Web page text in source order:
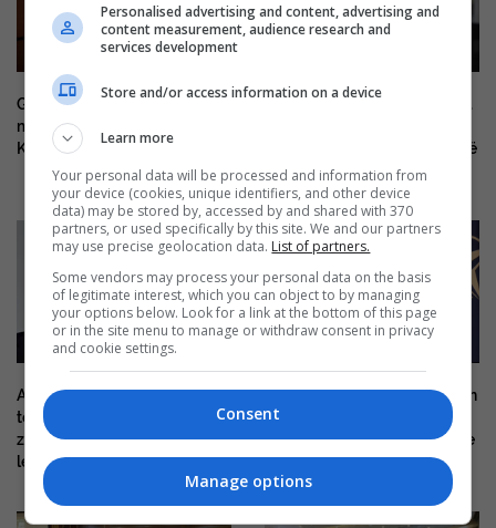
Gjini nuk e përjashton rrugën si
mjet për t’iu kundërvënë Albin
Kurtit
Gjini: Sipas informatave të mia
deri në shtator, nëse LDK është
pjesë e kësaj më vjen keq
Ardian Gjini i kërkon ballafaqim
televiziv Albin Kurtit: Le ta
zgjedh gazetarin, televizionin,
le t’na dëgjojë populli
Ardian Gjini: Albin Kurti po i bën
grushtshtet Kosovës, jemi në
një prej momenteve më kritike
politike
Personalised advertising and content, advertising and
content measurement, audience research and
services development
Store and/or access information on a device
Learn more
Your personal data will be processed and information from
your device (cookies, unique identifiers, and other device
data) may be stored by, accessed by and shared with 370
partners, or used specifically by this site. We and our partners
may use precise geolocation data. List of partners.
Some vendors may process your personal data on the basis
of legitimate interest, which you can object to by managing
your options below. Look for a link at the bottom of this page
or in the site menu to manage or withdraw consent in privacy
and cookie settings.
Consent
Manage options